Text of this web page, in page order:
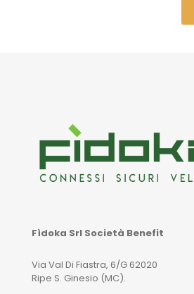
Fìdoka Srl Società Benefit
Via Val Di Fiastra, 6/G 62020
Ripe S. Ginesio (MC).